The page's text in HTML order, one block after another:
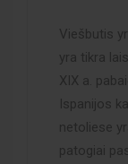
Viešbutis
yra tikra
XIX a.
Ispanijos
netoliese
patogiai